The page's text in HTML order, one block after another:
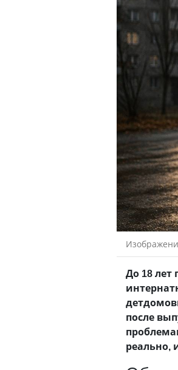
До 18 лет
после
реально,